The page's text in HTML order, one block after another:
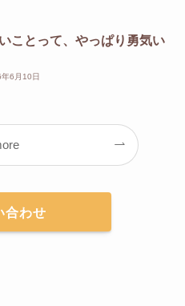
ことって、やっぱり勇気い
6月10日
合わせ